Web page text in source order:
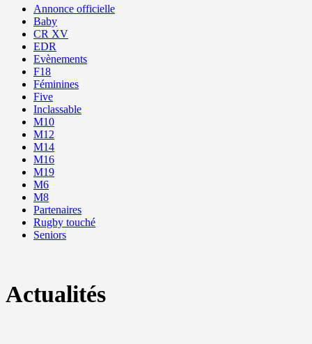
Annonce officielle
Baby
CR XV
EDR
Evènements
F18
Féminines
Five
Inclassable
M10
M12
M14
M16
M19
M6
M8
Partenaires
Rugby touché
Seniors
Actualités